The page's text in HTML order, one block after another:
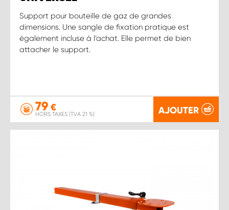
Support pour bouteille de gaz de grandes
dimensions. Une sangle de fixation pratique est
également incluse à l’achat. Elle permet de bien
attacher le support.
79 €
HORS TAXES (TVA 21 %) AJOUTER